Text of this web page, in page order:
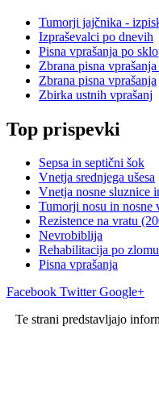
Tumorji jajčnika -
Izpraševalci po dnevih
Pisna vprašanja po
Zbrana pisna
Zbrana pisna vprašanja
Zbirka ustnih vprašanj
Top prispevki
Sepsa in septični šok
Vnetja srednjega ušesa
Vnetja nosne sluznice
Tumorji nosu in nosne
Rezistence na vratu
Nevrobiblija
Rehabilitacija po zlomu
Pisna vprašanja
Facebook Twitter Google+
Te strani predstavljajo